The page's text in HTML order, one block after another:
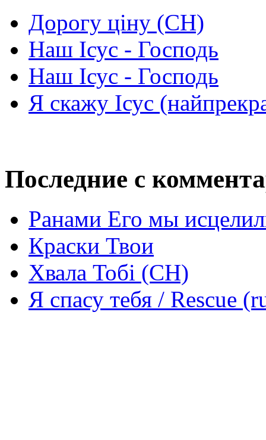
Дорогу ціну (СН)
Наш Ісус - Господь
Наш Ісус - Господь
Я скажу Ісус
Последние с
Ранами Его мы
Краски Твои
Хвала Тобі (СН)
Я спасу тебя / Rescue